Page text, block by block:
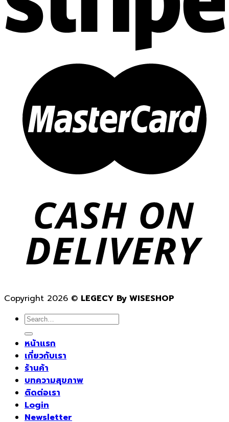
Copyright 2026 © LEGECY By WISESHOP
Search
for:
หน้าแรก
เกี่ยวกับเรา
ร้านค้า
บทความสุขภาพ
ติดต่อเรา
Login
Newsletter